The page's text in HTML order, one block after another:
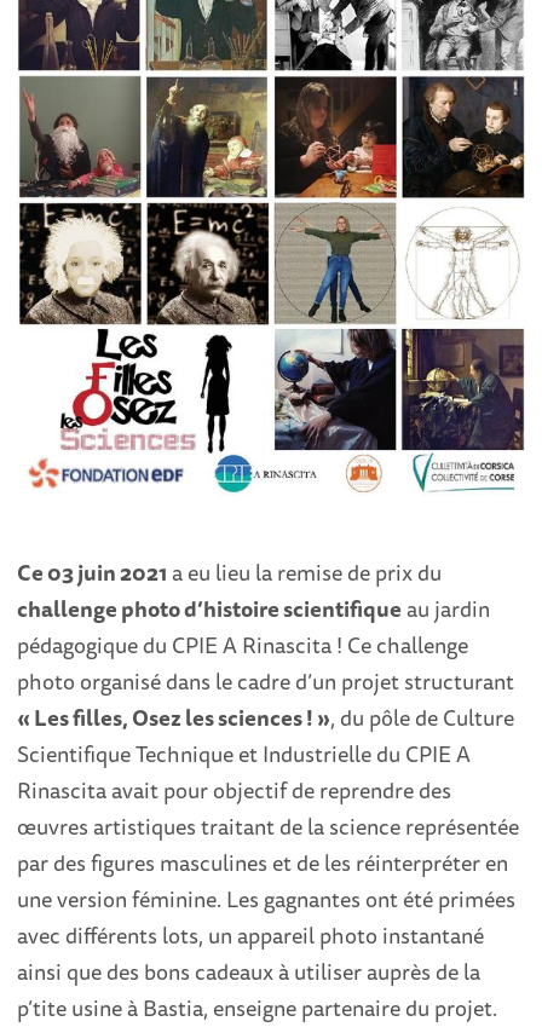
Ce 03 juin 2021a eu lieu la remise de prix du
challenge photo d’histoire scientifiqueau jardin
pédagogique du CPIE A Rinascita ! Ce challenge
photo organisé dans le cadre d’un projet structurant
« Les filles, Osez les sciences ! », du pôle de Culture
Scientifique Technique et Industrielle du CPIE A
Rinascita avait pour objectif de reprendre des
œuvres artistiques traitant de la science représentée
par des figures masculines et de les réinterpréter en
une version féminine. Les gagnantes ont été primées
avec différents lots, un appareil photo instantané
ainsi que des bons cadeaux à utiliser auprès de la
p’tite usine à Bastia, enseigne partenaire du projet.